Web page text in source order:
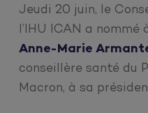
Jeudi 20 juin, le
l’IHU ICAN a nommé
Anne-Marie
conseillère santé du
Macron, à sa